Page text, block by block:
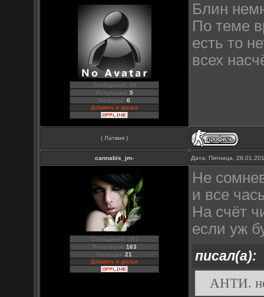
Сообщений: 96
Репутация: 5
Награды:0
Добавить в друзья
Блин
По теме
есть то
всех
( Латвия )
cannabis_jm- Дата: Пятница,
Сообщений: 187
Репутация: 163
Награды:21
Добавить в друзья
Не
и все
На счёт
если уж
писал(а):
АНТИ.